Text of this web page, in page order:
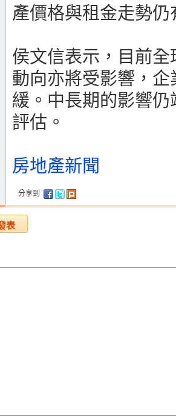
產價格與租金走勢仍
侯文信表示，目前
動向亦將受影響，
緩。中長期的影響
評估。
房地產新聞
分享到
表